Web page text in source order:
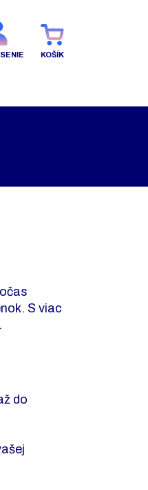
KOŠÍK
S viac
do